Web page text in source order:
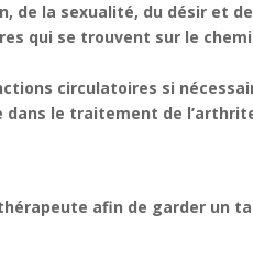
de la sexualité, du désir et
qui se trouvent sur le
circulatoires si
le traitement de
afin de garder un